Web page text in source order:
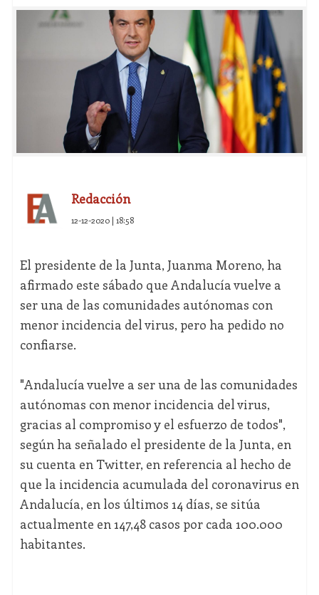
Redacción
12-12-2020 | 18:58
El presidente de la Junta, Juanma Moreno, ha
afirmado este sábado que Andalucía vuelve a
ser una de las comunidades autónomas con
menor incidencia del virus, pero ha pedido no
confiarse.
"Andalucía vuelve a ser una de las comunidades
autónomas con menor incidencia del virus,
gracias al compromiso y el esfuerzo de todos",
según ha señalado el presidente de la Junta, en
su cuenta en Twitter, en referencia al hecho de
que la incidencia acumulada del coronavirus en
Andalucía, en los últimos 14 días, se sitúa
actualmente en 147,48 casos por cada 100.000
habitantes.